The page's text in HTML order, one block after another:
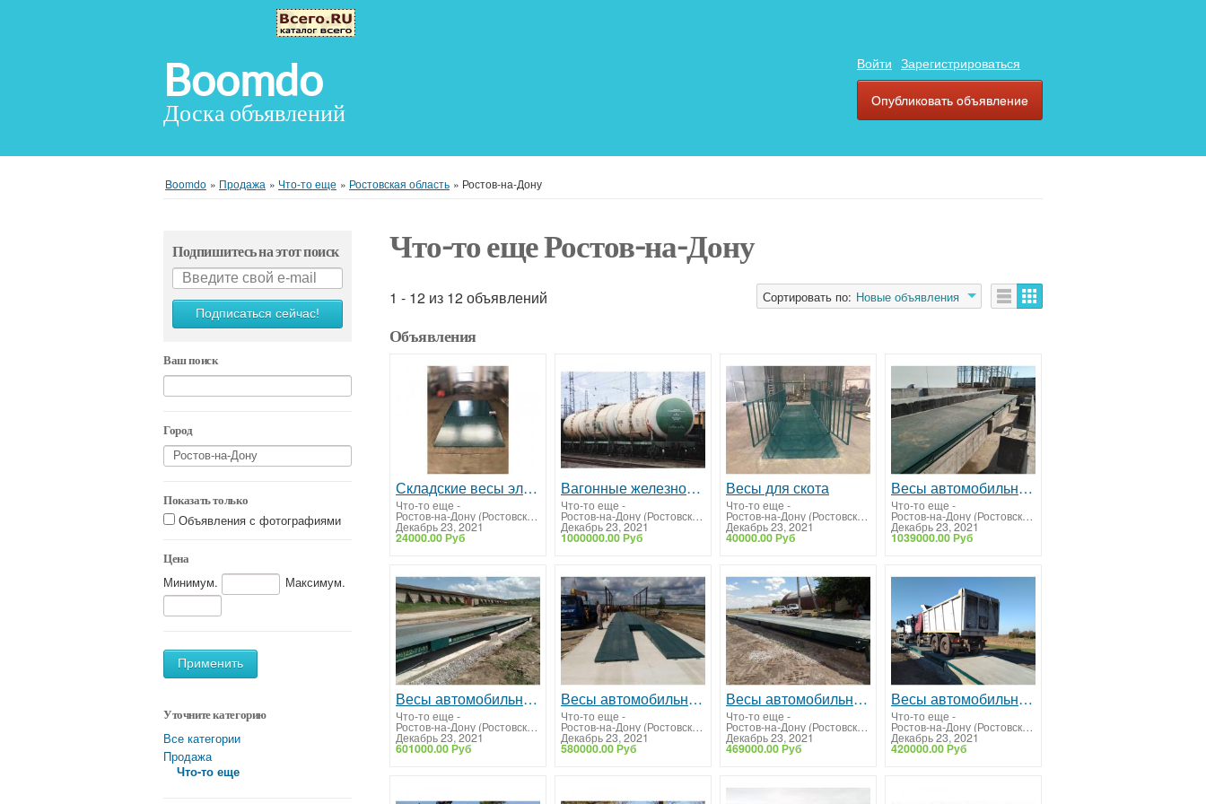
Boomdo
Доска объявлений
Войти Зарегистрироваться
Опубликовать объявление
Boomdo » Продажа » Что-то еще » Ростовская область » Ростов-на-Дону
Подпишитесь на этот поиск
Подписаться сейчас!
Ваш поиск
Город
Показать только
Объявления с фотографиями
Цена
Минимум. Максимум.
Применить
Уточните категорию
Все категории
Продажа
Что-то еще
Что-то еще Ростов-на-Дону
1 - 12 из 12 объявлений Сортировать по: Новые объявления
Объявления
Складские весы электронные платформенные
Что-то еще -
Ростов-на-Дону (Ростовская область)
Декабрь 23, 2021
24000.00 Руб
Вагонные железнодорожные весы
Что-то еще -
Ростов-на-Дону (Ростовская область)
Декабрь 23, 2021
1000000.00 Руб
Весы для скота
Что-то еще -
Ростов-на-Дону (Ростовская область)
Декабрь 23, 2021
40000.00 Руб
Весы автомобильные 80 тонн ВА-СХТ-80
Что-то еще -
Ростов-на-Дону (Ростовская область)
Декабрь 23, 2021
1039000.00 Руб
Весы автомобильные 60 тонн ВА-СХТ-60
Что-то еще -
Ростов-на-Дону (Ростовская область)
Декабрь 23, 2021
601000.00 Руб
Весы автомобильные 50 тонн ВА-СХТ-50
Что-то еще -
Ростов-на-Дону (Ростовская область)
Декабрь 23, 2021
580000.00 Руб
Весы автомобильные 40 тонн ВА-СХТ-40
Что-то еще -
Ростов-на-Дону (Ростовская область)
Декабрь 23, 2021
469000.00 Руб
Весы автомобильные 30 тонн ВА-СХТ-30
Что-то еще -
Ростов-на-Дону (Ростовская область)
Декабрь 23, 2021
420000.00 Руб